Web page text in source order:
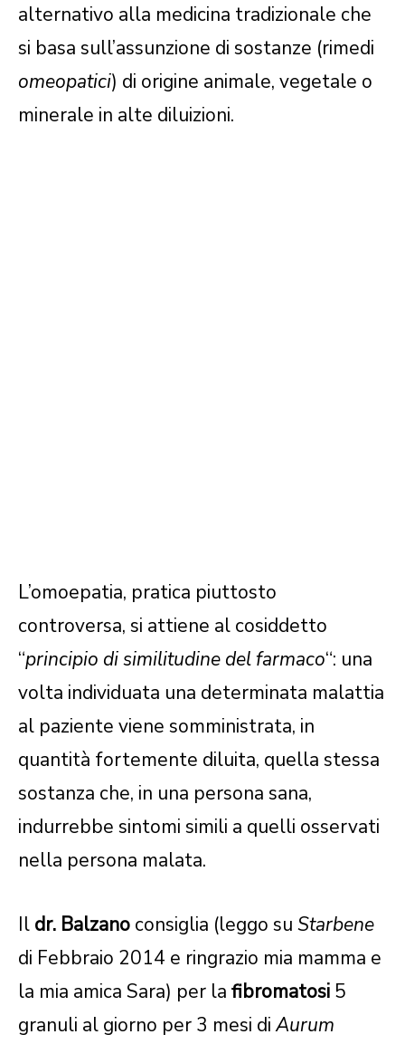
alternativo alla medicina tradizionale che
si basa sull’assunzione di sostanze (rimedi
omeopatici) di origine animale, vegetale o
minerale in alte diluizioni.
L’omoepatia, pratica piuttosto
controversa, si attiene al cosiddetto
“principio di similitudine del farmaco“: una
volta individuata una determinata malattia
al paziente viene somministrata, in
quantità fortemente diluita, quella stessa
sostanza che, in una persona sana,
indurrebbe sintomi simili a quelli osservati
nella persona malata.
Il dr. Balzano consiglia (leggo su Starbene
di Febbraio 2014 e ringrazio mia mamma e
la mia amica Sara) per la fibromatosi 5
granuli al giorno per 3 mesi diAurum